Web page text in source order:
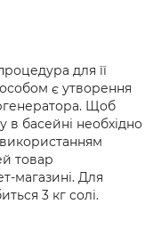
для її
є утворення
Щоб
в басейні необхідно
товар
магазині. Для
3 кг солі.